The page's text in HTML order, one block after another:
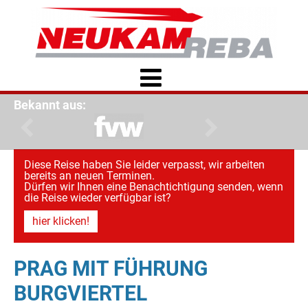
Bekannt aus:
Diese Reise haben Sie leider verpasst, wir arbeiten
bereits an neuen Terminen.
Dürfen wir Ihnen eine Benachtichtigung senden, wenn
die Reise wieder verfügbar ist?
hier klicken!
PRAG MIT FÜHRUNG
BURGVIERTEL